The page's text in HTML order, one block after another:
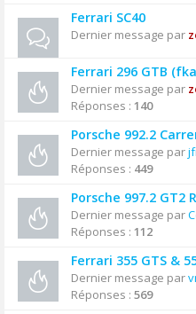
Ferrari SC40
Dernier message par
Ferrari 296 GTB
Dernier message par
Réponses : 140
Porsche 992.2
Dernier message par
Réponses : 449
Porsche 997.2 GT2
Dernier message par
Réponses : 112
Ferrari 355 GTS &
Dernier message par
Réponses : 569